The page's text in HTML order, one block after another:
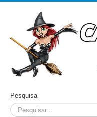
Pesquisa